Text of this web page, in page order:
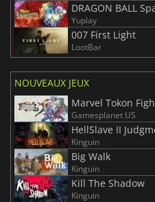
Yuplay
007 First Light
LootBar
NOUVEAUX JEUX
Marvel Tokon
Gamesplanet US
HellSlave II
Kinguin
Big Walk
Kinguin
Kill The Shadow
Kinguin